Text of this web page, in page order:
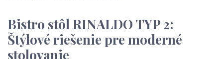
Bistro stôl RINALDO TYP 2:
Štýlové riešenie pre moderné
stolovanie